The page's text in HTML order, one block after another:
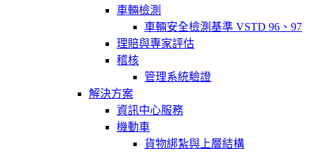
車輛檢測
車輛安全檢測基準 VSTD 96、97
理賠與專家評估
稽核
管理系統驗證
解決方案
資訊中心服務
機動車
貨物綁紮與上層結構